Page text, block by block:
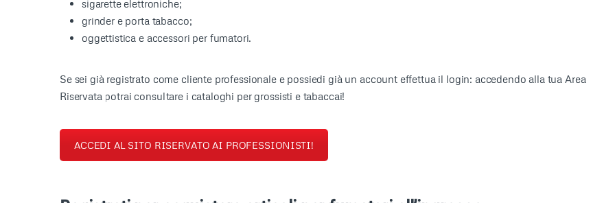
sigarette elettroniche;
grinder e porta tabacco;
oggettistica e accessori per fumatori.
Se sei già registrato come cliente professionale e possiedi già un account effettua il login: accedendo alla tua Area
Riservata potrai consultare i cataloghi per grossisti e tabaccai!
ACCEDI AL SITO RISERVATO AI PROFESSIONISTI!